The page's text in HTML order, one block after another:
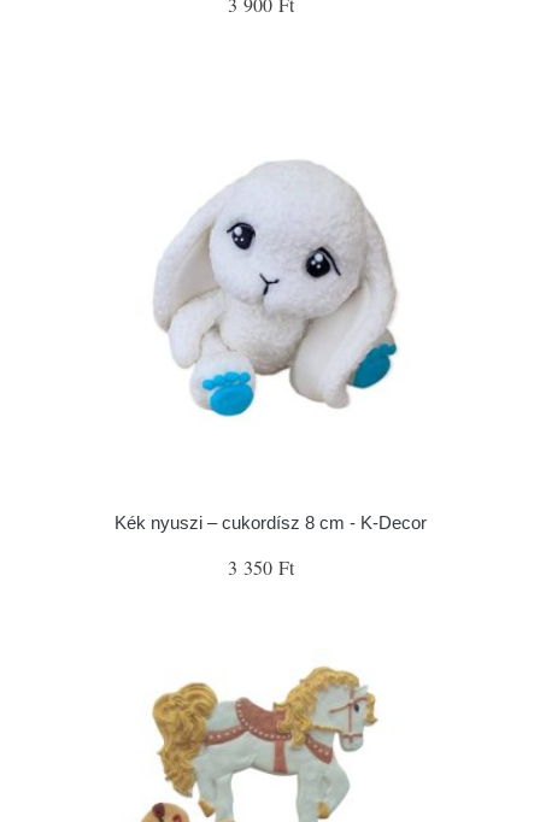
Kék nyuszi – cukordísz 8 cm - K-Decor
3 350 Ft